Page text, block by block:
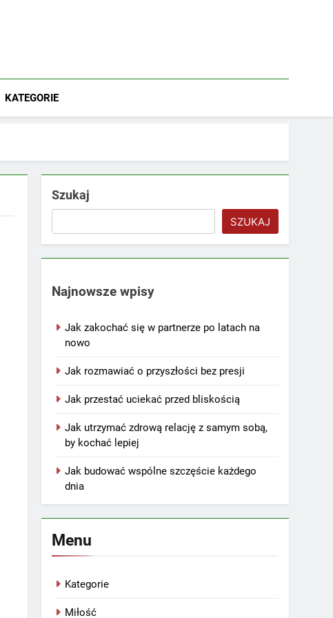
KATEGORIE
Szukaj
SZUKAJ
Najnowsze wpisy
Jak zakochać się w partnerze po latach na
nowo
Jak rozmawiać o przyszłości bez presji
Jak przestać uciekać przed bliskością
Jak utrzymać zdrową relację z samym sobą,
by kochać lepiej
Jak budować wspólne szczęście każdego
dnia
Menu
Kategorie
Miłość